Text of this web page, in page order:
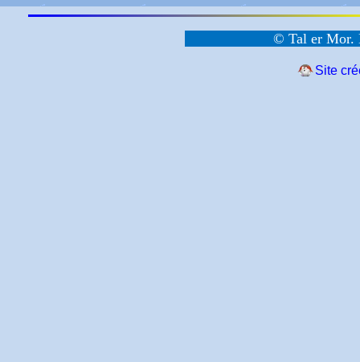
© Tal er Mor.
Site